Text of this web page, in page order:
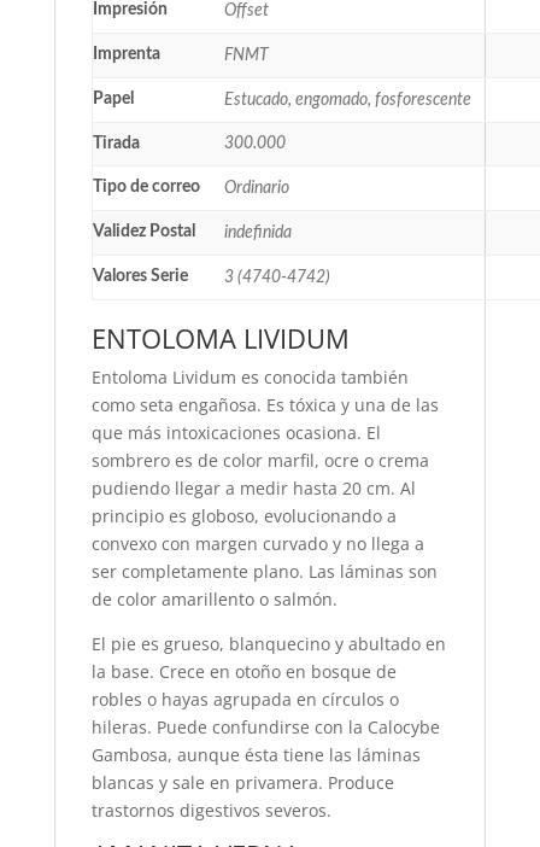
Impresión Offset
Imprenta FNMT
Papel Estucado, engomado, fosforescente
Tirada 300.000
Tipo de correo Ordinario
Validez Postal indefinida
Valores Serie 3 (4740-4742)
ENTOLOMA LIVIDUM
Entoloma Lividum es conocida también
como seta engañosa. Es tóxica y una de las
que más intoxicaciones ocasiona. El
sombrero es de color marfil, ocre o crema
pudiendo llegar a medir hasta 20 cm. Al
principio es globoso, evolucionando a
convexo con margen curvado y no llega a
ser completamente plano. Las láminas son
de color amarillento o salmón.
El pie es grueso, blanquecino y abultado en
la base. Crece en otoño en bosque de
robles o hayas agrupada en círculos o
hileras. Puede confundirse con la Calocybe
Gambosa, aunque ésta tiene las láminas
blancas y sale en privamera. Produce
trastornos digestivos severos.